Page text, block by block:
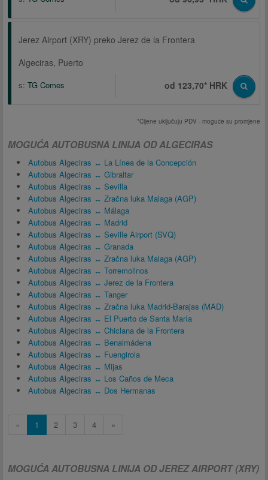
Jerez Airport (XRY) preko Jerez de la Frontera
Algeciras, Puerto
s: TG Comes od 123,70* HRK
*Cijene uključuju PDV - moguće su promjene
MOGUĆA AUTOBUSNA LINIJA OD ALGECIRAS
Autobus Algeciras ↔ La Línea de la Concepción
Autobus Algeciras ↔ Gibraltar
Autobus Algeciras ↔ Sevilla
Autobus Algeciras ↔ Zračna luka Malaga (AGP)
Autobus Algeciras ↔ Málaga
Autobus Algeciras ↔ Madrid
Autobus Algeciras ↔ Seville Airport (SVQ)
Autobus Algeciras ↔ Granada
Autobus Algeciras ↔ Zračna luka Malaga (AGP)
Autobus Algeciras ↔ Torremolinos
Autobus Algeciras ↔ Jerez de la Frontera
Autobus Algeciras ↔ Tanger
Autobus Algeciras ↔ Zračna luka Madrid-Barajas (MAD)
Autobus Algeciras ↔ El Puerto de Santa María
Autobus Algeciras ↔ Chiclana de la Frontera
Autobus Algeciras ↔ Benalmádena
Autobus Algeciras ↔ Fuengirola
Autobus Algeciras ↔ Mijas
Autobus Algeciras ↔ Los Caños de Meca
Autobus Algeciras ↔ Dos Hermanas
« 1 2 3 4 »
MOGUĆA AUTOBUSNA LINIJA OD JEREZ AIRPORT (XRY)